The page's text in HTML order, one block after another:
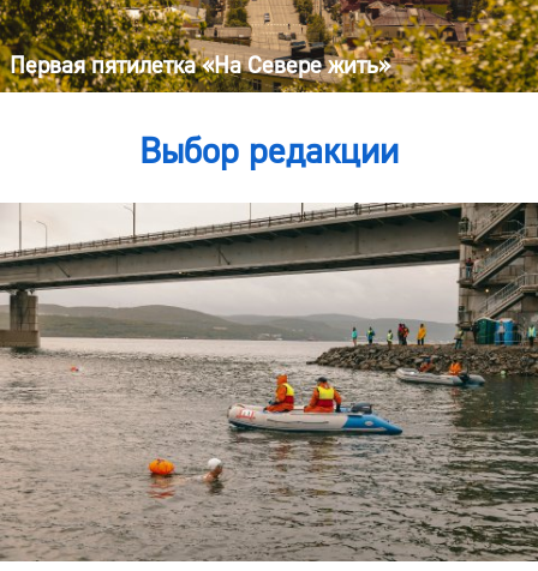
Первая пятилетка «На Севере жить»
Выбор редакции